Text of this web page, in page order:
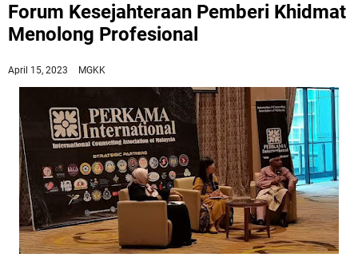
Forum Kesejahteraan Pemberi Khidmat
Menolong Profesional
April 15, 2023 MGKK